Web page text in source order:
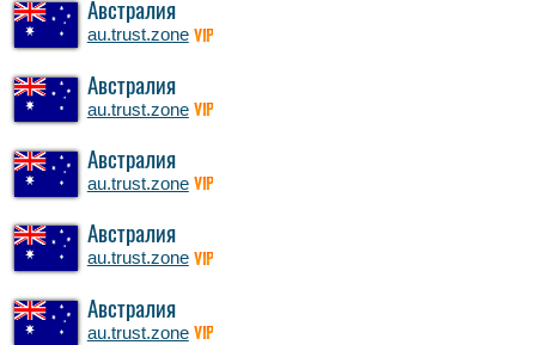
Австралия
au.trust.zone VIP
Австралия
au.trust.zone VIP
Австралия
au.trust.zone VIP
Австралия
au.trust.zone VIP
Австралия
au.trust.zone VIP